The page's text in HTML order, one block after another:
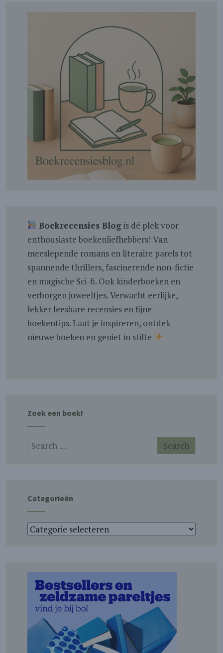
Boekrecensies Blogis dé plek voor
enthousiaste boekenliefhebbers! Van
meeslepende romans en literaire parels tot
spannende thrillers, fascinerende non-fictie
en magische Sci-fi. Ook kinderboeken en
verborgen juweeltjes. Verwacht eerlijke,
lekker leesbare recensies en fijne
boekentips. Laat je inspireren, ontdek
nieuwe boeken en geniet in stilte
Zoek een boek!
Categorieën
Categorieën